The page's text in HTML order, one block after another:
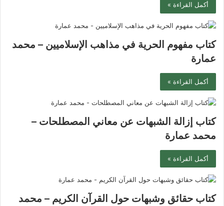
أكمل القراءة »
كتاب مفهوم الحرية في مذاهب الإسلاميين – محمد
عمارة
أكمل القراءة »
كتاب إزالة الشبهات عن معاني المصطلحات –
محمد عمارة
أكمل القراءة »
كتاب حقائق وشبهات حول القرآن الكريم – محمد